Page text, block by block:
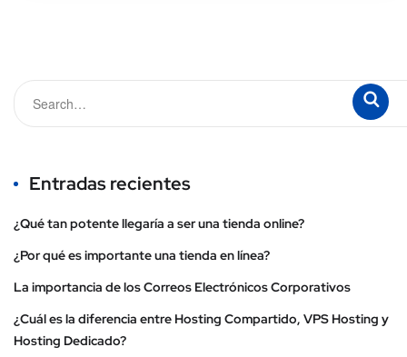
Entradas recientes
¿Qué tan potente llegaría a ser una tienda online?
¿Por qué es importante una tienda en línea?
La importancia de los Correos Electrónicos Corporativos
¿Cuál es la diferencia entre Hosting Compartido, VPS Hosting y
Hosting Dedicado?